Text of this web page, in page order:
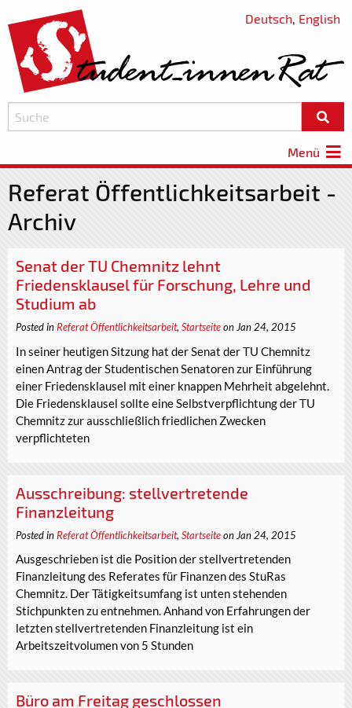
Deutsch, English
Menü
Referat Öffentlichkeitsarbeit -
Archiv
Senat der TU Chemnitz lehnt
Friedensklausel für Forschung, Lehre und
Studium ab
Posted inReferat Öffentlichkeitsarbeit, Startseiteon Jan 24, 2015
In seiner heutigen Sitzung hat der Senat der TU Chemnitz
einen Antrag der Studentischen Senatoren zur Einführung
einer Friedensklausel mit einer knappen Mehrheit abgelehnt.
Die Friedensklausel sollte eine Selbstverpflichtung der TU
Chemnitz zur ausschließlich friedlichen Zwecken
verpflichteten
Ausschreibung: stellvertretende
Finanzleitung
Posted in Referat Öffentlichkeitsarbeit, Startseiteon Jan 24, 2015
Ausgeschrieben ist die Position der stellvertretenden
Finanzleitung des Referates für Finanzen des StuRas
Chemnitz. Der Tätigkeitsumfang ist unten stehenden
Stichpunkten zu entnehmen. Anhand von Erfahrungen der
letzten stellvertretenden Finanzleitung ist ein
Arbeitszeitvolumen von 5 Stunden
Büro am Freitag geschlossen